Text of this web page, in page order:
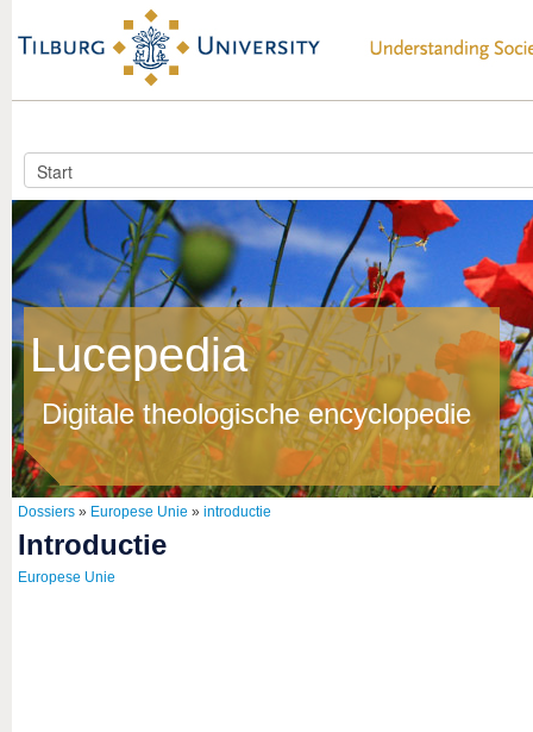
Lucepedia
Digitale theologische encyclopedie
Dossiers » Europese Unie » introductie
introductie
Europese Unie